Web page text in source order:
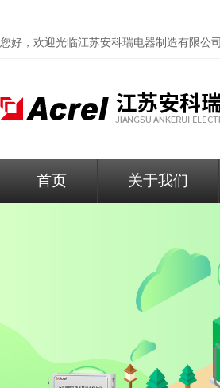
您好，欢迎光临江苏安科瑞电器制造有限公司
首页 关于我们